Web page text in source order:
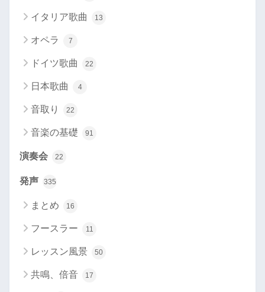
イタリア歌曲 13
オペラ 7
ドイツ歌曲 22
日本歌曲 4
音取り 22
音楽の基礎 91
演奏会 22
発声 335
まとめ 16
フースラー 11
レッスン風景 50
共鳴、倍音 17